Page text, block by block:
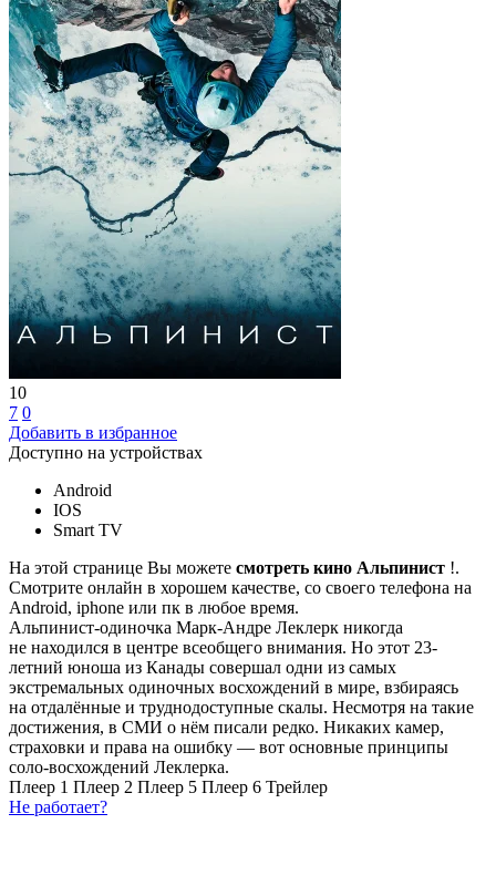
10
7 0
Добавить в избранное
Доступно на устройствах
Android
IOS
Smart TV
На этой странице Вы можете смотреть кино Альпинист !.
Смотрите онлайн в хорошем качестве, со своего телефона на
Android, iphone или пк в любое время.
Альпинист-одиночка Марк-Андре Леклерк никогда
не находился в центре всеобщего внимания. Но этот 23-
летний юноша из Канады совершал одни из самых
экстремальных одиночных восхождений в мире, взбираясь
на отдалённые и труднодоступные скалы. Несмотря на такие
достижения, в СМИ о нём писали редко. Никаких камер,
страховки и права на ошибку — вот основные принципы
соло-восхождений Леклерка.
Плеер 1 Плеер 2 Плеер 5 Плеер 6 Трейлер
Не работает?